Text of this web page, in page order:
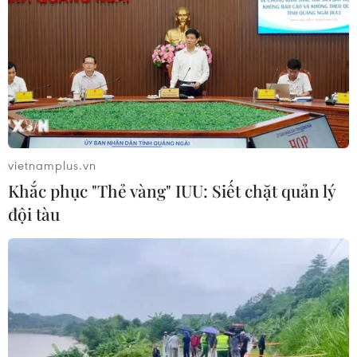
Cổ phiếu công nghệ và bán dẫn của
Mỹ giảm mạnh
29/07/2026 00:20
Chứng khoán châu Á hứng chịu đợt
bán tháo mới
Chứng khoán Mỹ diễn biến trái chiều
trước tuần lễ quyết định của Fed
vietnamplus.vn
Khắc phục "Thẻ vàng" IUU: Siết chặt quản lý
đội tàu